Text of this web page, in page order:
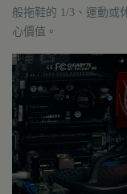
般拖鞋的 1/3、運動或
心價值。